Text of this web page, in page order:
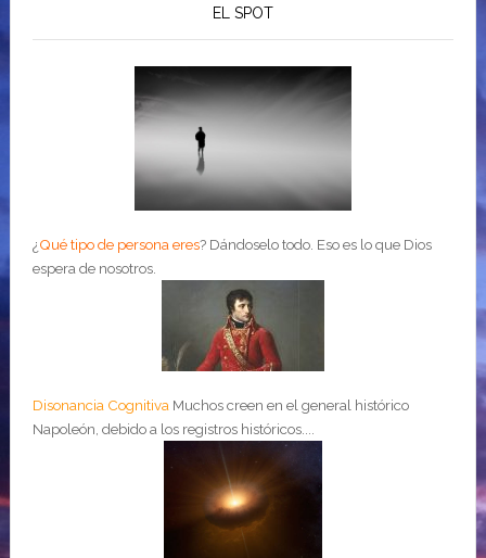
EL SPOT
¿Qué tipo de persona eres? Dándoselo todo. Eso es lo que Dios
espera de nosotros.
Disonancia Cognitiva Muchos creen en el general histórico
Napoleón, debido a los registros históricos....